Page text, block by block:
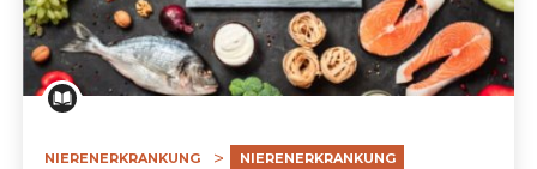
NIERENERKRANKUNG NIERENERKRANKUNG